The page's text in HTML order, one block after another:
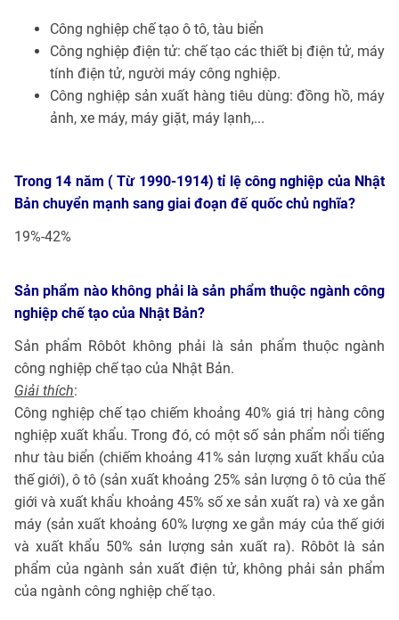
Công nghiệp chế tạo ô tô, tàu biển
Công nghiệp điện tử: chế tạo các thiết bị điện tử, máy
tính điện tử, người máy công nghiệp.
Công nghiệp sản xuất hàng tiêu dùng: đồng hồ, máy
ảnh, xe máy, máy giặt, máy lạnh,...
Trong 14 năm ( Từ 1990-1914) tỉ lệ công nghiệp của Nhật
Bản chuyển mạnh sang giai đoạn đế quốc chủ nghĩa?
19%-42%
Sản phẩm nào không phải là sản phẩm thuộc ngành công
nghiệp chế tạo của Nhật Bản?
Sản phẩm Rôbôt không phải là sản phẩm thuộc ngành
công nghiệp chế tạo của Nhật Bản.
Giải thích:
Công nghiệp chế tạo chiếm khoảng 40% giá trị hàng công
nghiệp xuất khẩu. Trong đó, có một số sản phẩm nổi tiếng
như tàu biển (chiếm khoảng 41% sản lượng xuất khẩu của
thế giới), ô tô (sản xuất khoảng 25% sản lượng ô tô của thế
giới và xuất khẩu khoảng 45% số xe sản xuất ra) và xe gắn
máy (sản xuất khoảng 60% lượng xe gắn máy của thế giới
và xuất khẩu 50% sản lượng sản xuất ra). Rôbôt là sản
phẩm của ngành sản xuất điện tử, không phải sản phẩm
của ngành công nghiệp chế tạo.